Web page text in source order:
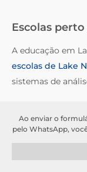
Escolas
A educação em
escolas de Lake
sistemas de
Procurando
Conte com a
Ao enviar o
pelo WhatsApp,
para fins de
tratados de acordo
que suas